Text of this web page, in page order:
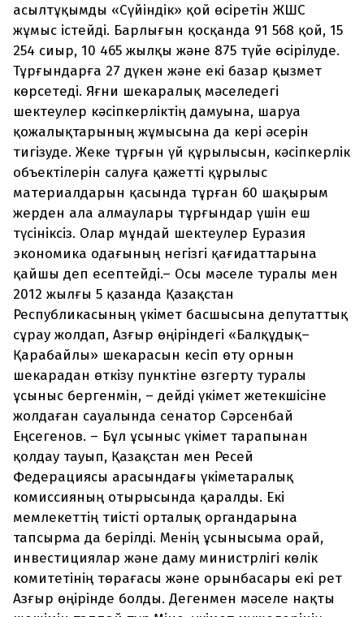
асылтұқымды «Сүйіндік» қой өсіретін ЖШС
жұмыс істейді. Барлығын қосқанда 91 568 қой, 15
254 сиыр, 10 465 жылқы және 875 түйе өсірілуде.
Тұрғындарға 27 дүкен және екі базар қызмет
көрсетеді. Яғни шекаралық мәселедегі
шектеулер кәсіпкерліктің дамуына, шаруа
қожалықтарының жұмысына да кері әсерін
тигізуде. Жеке тұрғын үй құрылысын, кәсіпкерлік
объектілерін салуға қажетті құрылыс
материалдарын қасында тұрған 60 шақырым
жерден ала алмаулары тұрғындар үшін еш
түсініксіз. Олар мұндай шектеулер Еуразия
экономика одағының негізгі қағидаттарына
қайшы деп есептейді.– Осы мәселе туралы мен
2012 жылғы 5 қазанда Қазақстан
Республикасының үкімет басшысына депутаттық
сұрау жолдап, Азғыр өңіріндегі «Балқұдық–
Қарабайлы» шекарасын кесіп өту орнын
шекарадан өткізу пунктіне өзгерту туралы
ұсыныс бергенмін, – дейді үкімет жетекшісіне
жолдаған сауалында сенатор Сәрсенбай
Еңсегенов. – Бұл ұсыныс үкімет тарапынан
қолдау тауып, Қазақстан мен Ресей
Федерациясы арасындағы үкіметаралық
комиссияның отырысында қаралды. Екі
мемлекеттің тиісті орталық органдарына
тапсырма да берілді. Менің ұсынысыма орай,
инвестициялар және даму министрлігі көлік
комитетінің төрағасы және орынбасары екі рет
Азғыр өңірінде болды. Дегенмен мәселе нақты